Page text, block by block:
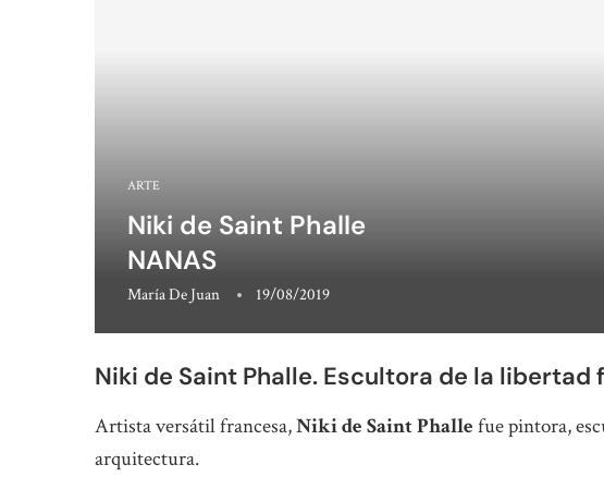
ARTE
Niki de Saint Phalle
NANAS
María De Juan 19/08/2019
Niki de Saint Phalle. Escultora de la libertad
Artista versátil francesa,Niki de Saint Phalle fue pintora,
arquitectura.